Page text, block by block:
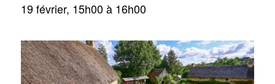
19 février, 15h00à 16h00